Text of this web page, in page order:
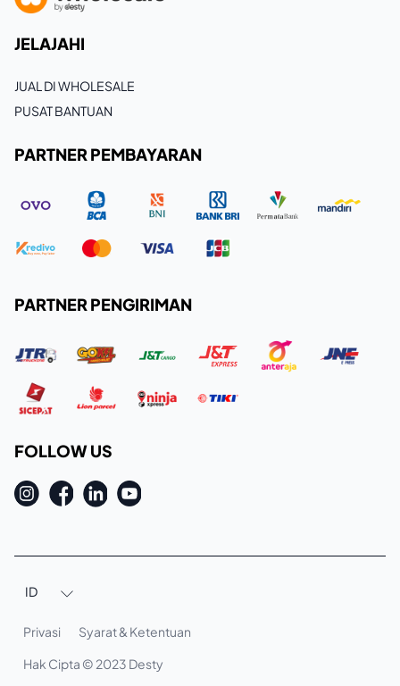
JELAJAHI
JUAL DI WHOLESALE
PUSAT BANTUAN
PARTNER PEMBAYARAN
PARTNER PENGIRIMAN
FOLLOW US
ID 
Privasi
Syarat & Ketentuan
Hak Cipta © 2023 Desty